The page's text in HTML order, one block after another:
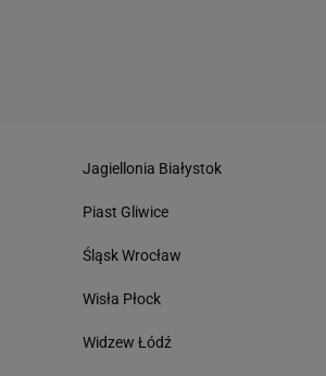
Jagiellonia Białystok
Piast Gliwice
Śląsk Wrocław
Wisła Płock
Widzew Łódź